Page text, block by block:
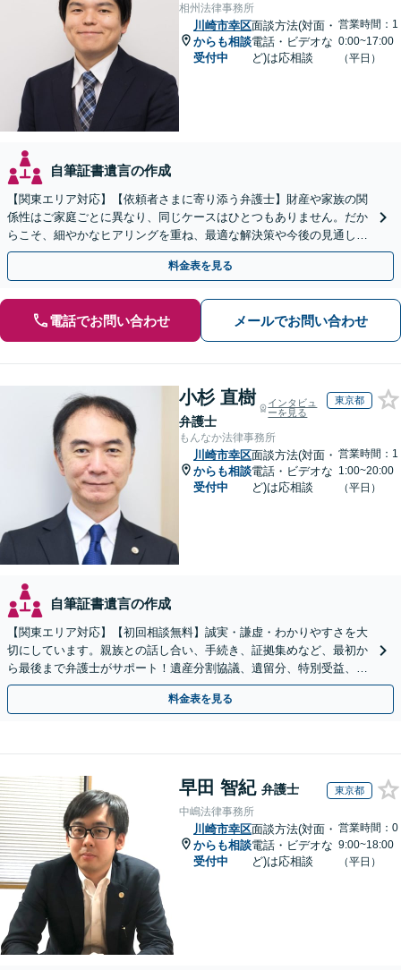
相州法律事務所
川崎市幸区
からも相談
受付中
面談方法(対面・
電話・ビデオな
ど)は応相談
営業時間：1
0:00~17:00
（平日）
自筆証書遺言の作成
【関東エリア対応】【依頼者さまに寄り添う弁護士】財産や家族の関
係性はご家庭ごとに異なり、同じケースはひとつもありません。だか
らこそ、細やかなヒアリングを重ね、最適な解決策や今後の見通しを
明確にお示しします。ぜひ一度当事務所へご相談ください。
料金表を見る
電話でお問い合わせ メールでお問い合わせ
小杉 直樹
弁護士
インタビュ
ーを見る
東京都
もんなか法律事務所
川崎市幸区
からも相談
受付中
面談方法(対面・
電話・ビデオな
ど)は応相談
営業時間：1
1:00~20:00
（平日）
自筆証書遺言の作成
【関東エリア対応】【初回相談無料】誠実・謙虚・わかりやすさを大
切にしています。親族との話し合い、手続き、証拠集めなど、最初か
ら最後まで弁護士がサポート！遺産分割協議、遺留分、特別受益、使
い込み、相続放棄など、お任せ【弁護士歴15年以上】
料金表を見る
早田 智紀 弁護士 東京都
中嶋法律事務所
川崎市幸区
からも相談
受付中
面談方法(対面・
電話・ビデオな
ど)は応相談
営業時間：0
9:00~18:00
（平日）